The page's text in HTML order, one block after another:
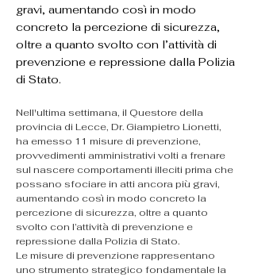
gravi, aumentando così in modo
concreto la percezione di sicurezza,
oltre a quanto svolto con l’attività di
prevenzione e repressione dalla Polizia
di Stato.
Nell'ultima settimana, il Questore della
provincia di Lecce, Dr. Giampietro Lionetti,
ha emesso 11 misure di prevenzione,
provvedimenti amministrativi volti a frenare
sul nascere comportamenti illeciti prima che
possano sfociare in atti ancora più gravi,
aumentando così in modo concreto la
percezione di sicurezza, oltre a quanto
svolto con l’attività di prevenzione e
repressione dalla Polizia di Stato.
​Le misure di prevenzione rappresentano
uno strumento strategico fondamentale la